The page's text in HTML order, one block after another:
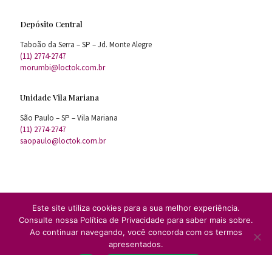
Depósito Central
Taboão da Serra – SP – Jd. Monte Alegre
(11) 2774-2747
morumbi@loctok.com.br
Unidade Vila Mariana
São Paulo – SP – Vila Mariana
(11) 2774-2747
saopaulo@loctok.com.br
Todos Direitos Reservados ® LocTok 2020
Tokcenter locação de equipamentos para festas e eventos Ltda
31.856.720/0001-87
Este site utiliza cookies para a sua melhor experiência.
Consulte nossa Política de Privacidade para saber mais sobre.
Ao continuar navegando, você concorda com os termos
apresentados.